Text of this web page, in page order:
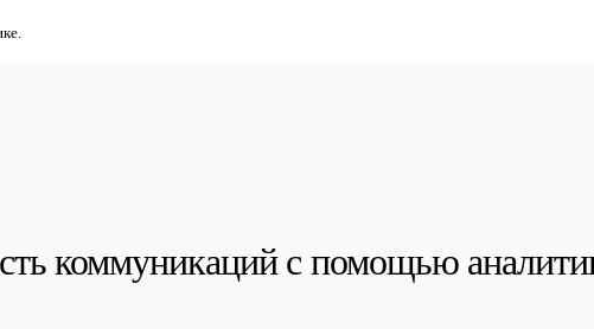
коммуникаций с помощью